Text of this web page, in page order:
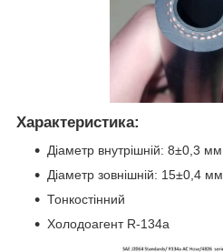
Характеристика:
Діаметр внутрішній: 8±0,3 мм
Діаметр зовнішній: 15±0,4 мм
Тонкостінний
Холодоагент R-134a